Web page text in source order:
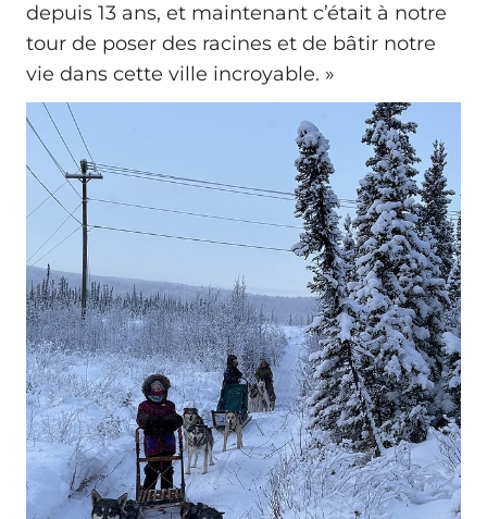
depuis 13 ans, et maintenant c’était à notre
tour de poser des racines et de bâtir notre
vie dans cette ville incroyable. »